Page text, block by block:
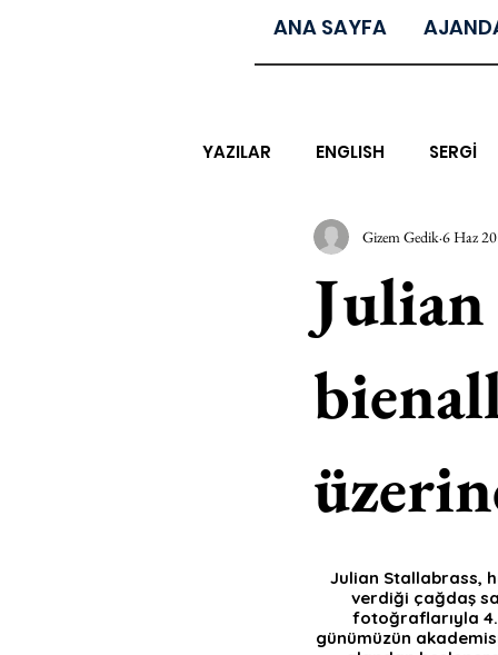
ANA SAYFA
YAZILAR ENGLISH SERGİ
EDEBİYAT SİNEMA
MÜZİK
AK-SAYANLAR
AKS-ENDAZ TUHAF AÇI
Julian
Gizem Gedik 6 Haz
Julian Stallabrass,
verdiği çağdaş
fotoğraflarıyla 4.
günümüzün